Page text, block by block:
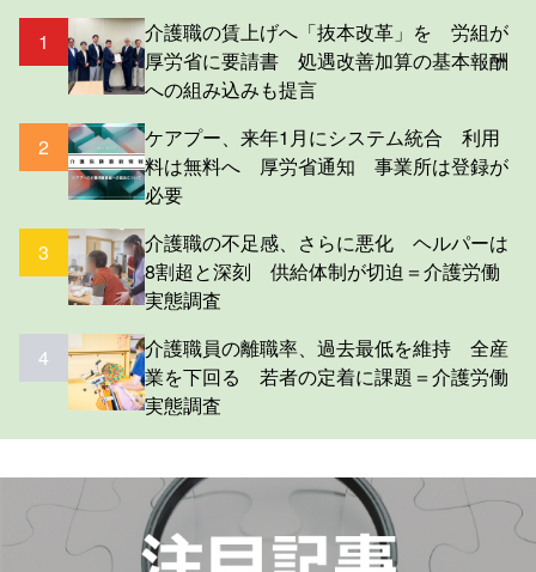
1
介護職の賃上げへ「抜本改革」を 労組が
厚労省に要請書 処遇改善加算の基本報酬
への組み込みも提言
2
ケアプー、来年1月にシステム統合 利用
料は無料へ 厚労省通知 事業所は登録が
必要
3
介護職の不足感、さらに悪化 ヘルパーは
8割超と深刻 供給体制が切迫＝介護労働
実態調査
4
介護職員の離職率、過去最低を維持 全産
業を下回る 若者の定着に課題＝介護労働
実態調査